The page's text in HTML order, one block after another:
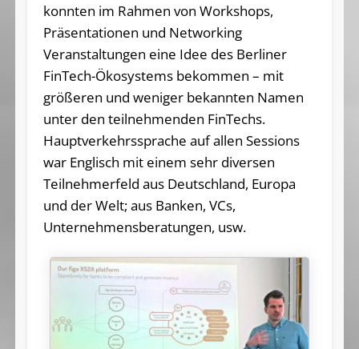
konnten im Rahmen von Workshops,
Präsentationen und Networking
Veranstaltungen eine Idee des Berliner
FinTech-Ökosystems bekommen – mit
größeren und weniger bekannten Namen
unter den teilnehmenden FinTechs.
Hauptverkehrssprache auf allen Sessions
war Englisch mit einem sehr diversen
Teilnehmerfeld aus Deutschland, Europa
und der Welt; aus Banken, VCs,
Unternehmensberatungen, usw.